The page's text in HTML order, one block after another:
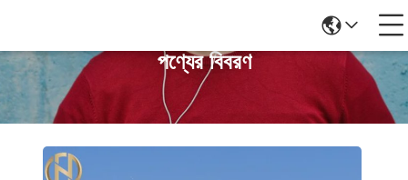
পণ্যের বিবরণ